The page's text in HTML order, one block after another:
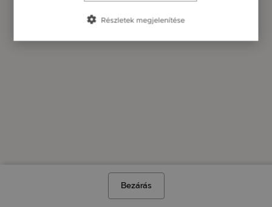
Bezárás
Részletek megjelenítése